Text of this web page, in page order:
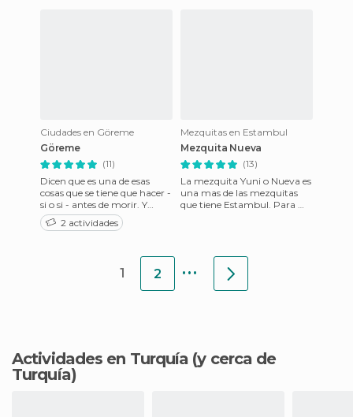
Ciudades en Göreme
Göreme
(11)
Dicen que es una de esas
cosas que se tiene que hacer -
si o si - antes de morir. Y
después de haberlo hecho
confirmo que, definiti
2 actividades
Mezquitas en Estambul
Mezquita Nueva
(13)
La mezquita Yuni o Nueva es
una mas de las mezquitas
que tiene Estambul. Para mi
1 2 ...
Actividades en Turquía (y cerca de
Turquía)